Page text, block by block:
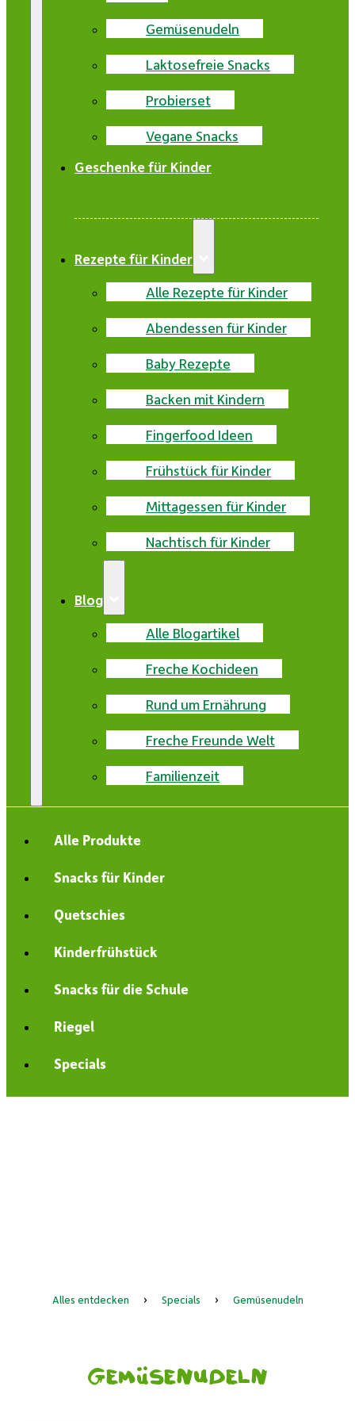
Gemüsenudeln
Laktosefreie Snacks
Probierset
Vegane Snacks
Geschenke für Kinder
Rezepte für Kinder
Alle Rezepte für Kinder
Abendessen für Kinder
Baby Rezepte
Backen mit Kindern
Fingerfood Ideen
Frühstück für Kinder
Mittagessen für Kinder
Nachtisch für Kinder
Blog
Alle Blogartikel
Freche Kochideen
Rund um Ernährung
Freche Freunde Welt
Familienzeit
Alle Produkte
Snacks für Kinder
Quetschies
Kinderfrühstück
Snacks für die Schule
Riegel
Specials
Alles entdecken › Specials › Gemüsenudeln
Gemüsenudeln